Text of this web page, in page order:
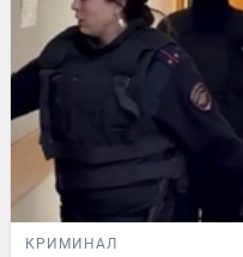
КРИМИНАЛ